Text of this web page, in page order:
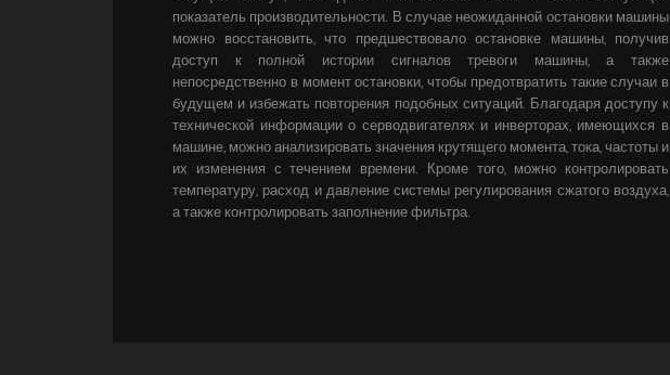
показатель производительности. В случае неожиданной остановки машины
можно восстановить, что предшествовало остановке машины, получив
доступ к полной истории сигналов тревоги машины, а также
непосредственно в момент остановки, чтобы предотвратить такие случаи в
будущем и избежать повторения подобных ситуаций. Благодаря доступу к
технической информации о серводвигателях и инверторах, имеющихся в
машине, можно анализировать значения крутящего момента, тока, частоты и
их изменения с течением времени. Кроме того, можно контролировать
температуру, расход и давление системы регулирования сжатого воздуха,
а также контролировать заполнение фильтра.